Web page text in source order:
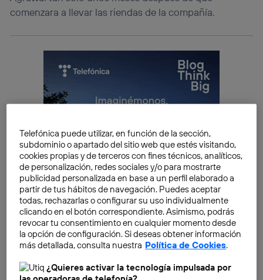
comenzara a llevar las riendas de la compañía.
Estos, precisamente, son algunos de los
acontecimientos más relevantes que han surgido en la
Telefónica puede utilizar, en función de la sección,
subdominio o apartado del sitio web que estés visitando,
cookies propias y de terceros con fines técnicos, analíticos,
de personalización, redes sociales y/o para mostrarte
publicidad personalizada en base a un perfil elaborado a
partir de tus hábitos de navegación. Puedes aceptar
todas, rechazarlas o configurar su uso individualmente
clicando en el botón correspondiente. Asimismo, podrás
revocar tu consentimiento en cualquier momento desde
la opción de configuración. Si deseas obtener información
más detallada, consulta nuestra Política de Cookies.
¿Quieres activar la tecnología impulsada por